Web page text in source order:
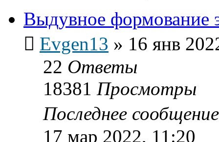
Выдувное формование
Evgen13 » 16 янв
22 Ответы
18381 Просмотры
Последнее
17 мар 2022, 11:20